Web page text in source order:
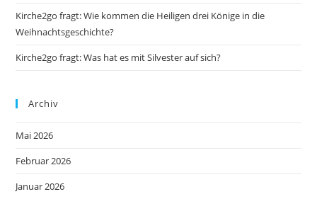
Kirche2go fragt: Wie kommen die Heiligen drei Könige in die
Weihnachtsgeschichte?
Kirche2go fragt: Was hat es mit Silvester auf sich?
Archiv
Mai 2026
Februar 2026
Januar 2026